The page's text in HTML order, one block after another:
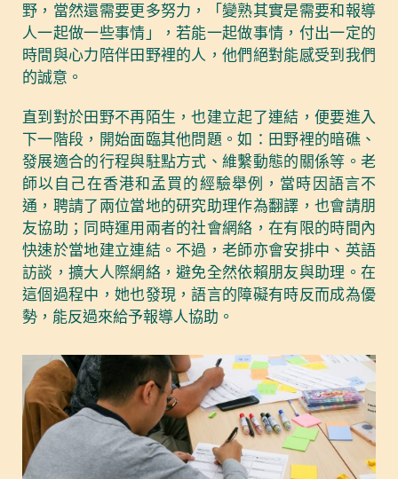
野，當然還需要更多努力，「變熟其實是需要和報導
人一起做一些事情」，若能一起做事情，付出一定的
時間與心力陪伴田野裡的人，他們絕對能感受到我們
的誠意。
直到對於田野不再陌生，也建立起了連結，便要進入
下一階段，開始面臨其他問題。如：田野裡的暗礁、
發展適合的行程與駐點方式、維繫動態的關係等。老
師以自己在香港和孟買的經驗舉例，當時因語言不
通，聘請了兩位當地的研究助理作為翻譯，也會請朋
友協助；同時運用兩者的社會網絡，在有限的時間內
快速於當地建立連結。不過，老師亦會安排中、英語
訪談，擴大人際網絡，避免全然依賴朋友與助理。在
這個過程中，她也發現，語言的障礙有時反而成為優
勢，能反過來給予報導人協助。